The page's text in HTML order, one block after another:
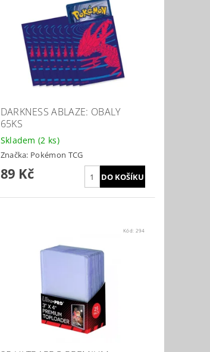
DARKNESS ABLAZE: OBALY
65KS
Skladem(2 ks)
Značka: Pokémon TCG
89 Kč
Kód: 294